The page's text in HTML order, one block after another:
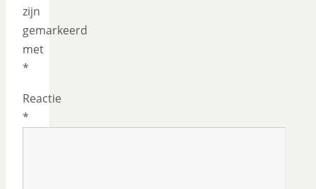
zijn
gemarkeerd
met
*
Reactie
*